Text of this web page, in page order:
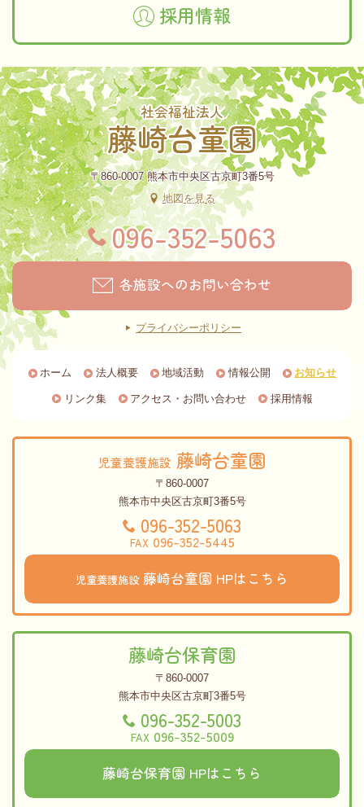
採用情報
社会福祉法人
藤崎台童園
〒860-0007 熊本市中央区古京町3番5号
地図を見る
096-352-5063
各施設へのお問い合わせ
プライバシーポリシー
ホーム 法人概要 地域活動 情報公開 お知らせ
リンク集 アクセス・お問い合わせ 採用情報
児童養護施設 藤崎台童園
〒860-0007
熊本市中央区古京町3番5号
096-352-5063
FAX096-352-5445
児童養護施設藤崎台童園 HPはこちら
藤崎台保育園
〒860-0007
熊本市中央区古京町3番5号
096-352-5003
FAX096-352-5009
藤崎台保育園 HPはこちら